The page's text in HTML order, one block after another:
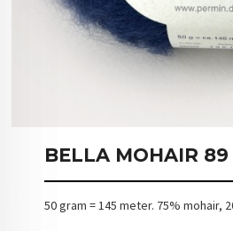
BELLA MOHAIR
50 gram = 145 meter. 75% mohair,